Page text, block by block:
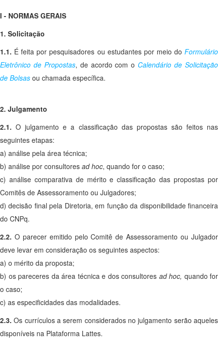
I - NORMAS GERAIS
1. Solicitação
1.1. É feita por pesquisadores ou estudantes por meio doFormulário
Eletrônico de Propostas, de acordo com o Calendário de Solicitação
de Bolsas ou chamada específica.
2. Julgamento
2.1.O julgamento e a classificação das propostas são feitos nas
seguintes etapas:
a) análise pela área técnica;
b) análise por consultores ad hoc, quando for o caso;
c) análise comparativa de mérito e classificação das propostas por
Comitês de Assessoramento ou Julgadores;
d) decisão final pela Diretoria, em função da disponibilidade financeira
do CNPq.
2.2. O parecer emitido pelo Comitê de Assessoramento ou Julgador
deve levar em consideração os seguintes aspectos:
a) o mérito da proposta;
b) os pareceres da área técnica e dos consultores ad hoc, quando for
o caso;
c) as especificidades das modalidades.
2.3.Os currículos a serem considerados no julgamento serão aqueles
disponíveis na Plataforma Lattes.